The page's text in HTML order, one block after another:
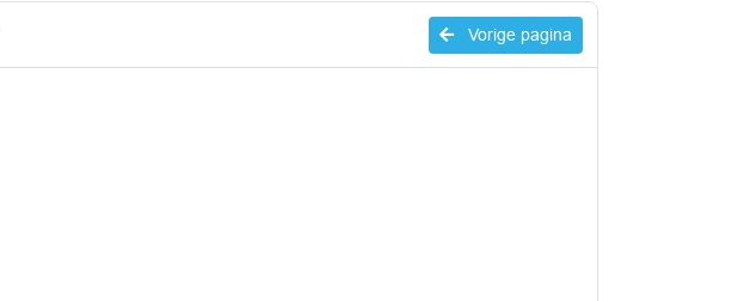
Vorige pagina